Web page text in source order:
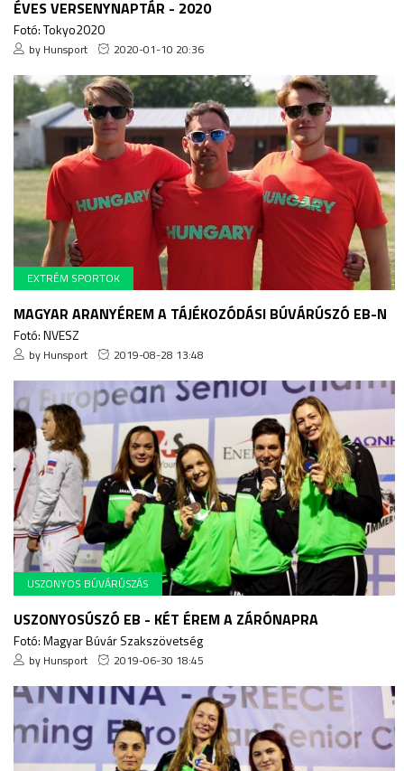
ÉVES VERSENYNAPTÁR - 2020
Fotó: Tokyo2020
by Hunsport 2020-01-10 20:36
EXTRÉM SPORTOK
MAGYAR ARANYÉREM A TÁJÉKOZÓDÁSI BÚVÁRÚSZÓ EB-N
Fotó: NVESZ
by Hunsport 2019-08-28 13:48
USZONYOS BÚVÁRÚSZÁS
USZONYOSÚSZÓ EB - KÉT ÉREM A ZÁRÓNAPRA
Fotó: Magyar Búvár Szakszövetség
by Hunsport 2019-06-30 18:45